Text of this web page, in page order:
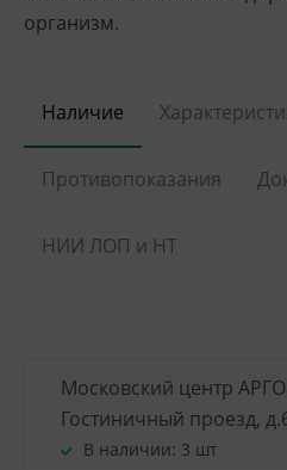
организм.
Наличие
Противопоказания
НИИ ЛОП и НТ
Московский центр
Гостиничный проезд,
В наличии: 3 шт